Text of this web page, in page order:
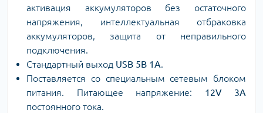
активация аккумуляторов без остаточного
напряжения, интеллектуальная отбраковка
аккумуляторов, защита от неправильного
подключения.
Стандартный выход USB 5В 1А.
Поставляется со специальным сетевым блоком
питания. Питающее напряжение: 12V 3A
постоянного тока.